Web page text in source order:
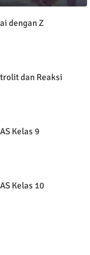
dengan Z
dan Reaksi
Kelas 9
Kelas 10